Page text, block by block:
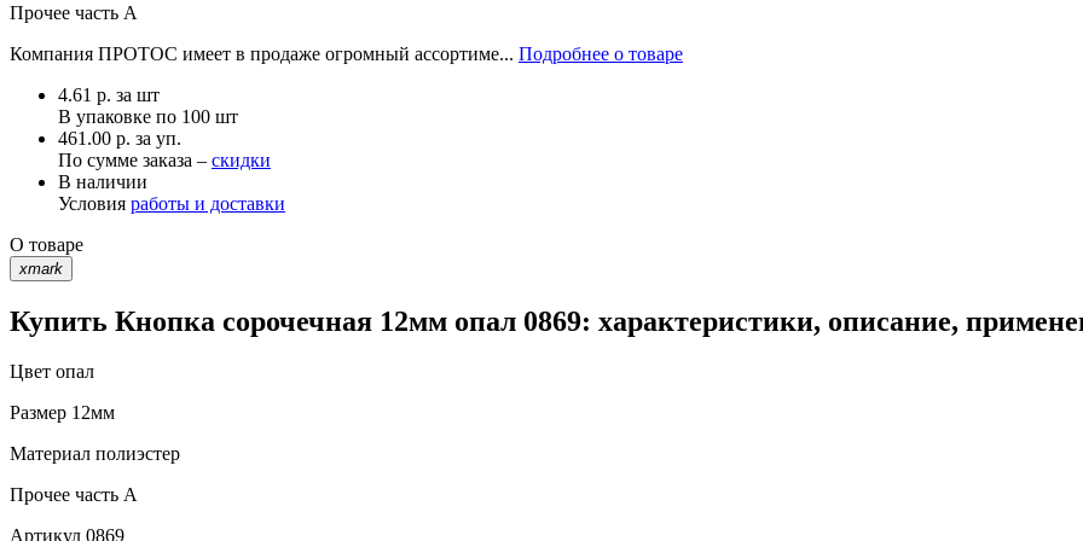
Прочее часть A
Компания ПРОТОС имеет в продаже огромный ассортиме... Подробнее о товаре
4.61 р. за шт
В упаковке по 100 шт
461.00 р. за уп.
По сумме заказа – скидки
В наличии
Условия работы и доставки
О товаре
xmark
Купить Кнопка сорочечная 12мм опал 0869: характеристики, описание,
Цвет опал
Размер 12мм
Материал полиэстер
Прочее часть A
Артикул 0869